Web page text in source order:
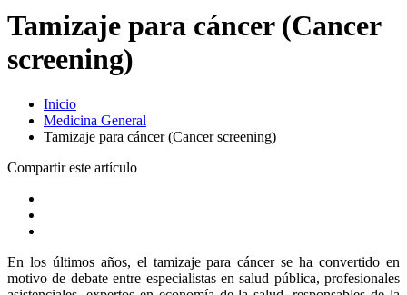
Tamizaje para cáncer (Cancer
screening)
Inicio
Medicina General
Tamizaje para cáncer (Cancer screening)
Compartir este artículo
En los últimos años, el tamizaje para cáncer se ha convertido en
motivo de debate entre especialistas en salud pública, profesionales